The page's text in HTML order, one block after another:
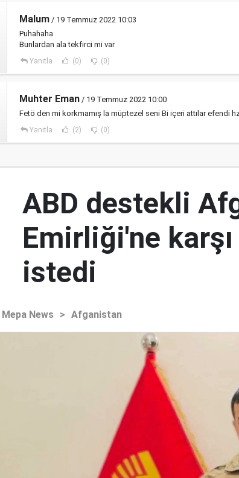
Malum / 19 Temmuz 2022 10:03
Puhahaha
Bunlardan ala tekfirci mi var
Yanıtla (0) (0)
Muhter Eman / 19 Temmuz 2022 10:00
Fetö den mi korkmamış la müptezel seni Bi içeri attılar efendi
Yanıtla (2) (0)
ABD destekli
Emirliği'ne karşı
istedi
Mepa News > Afganistan